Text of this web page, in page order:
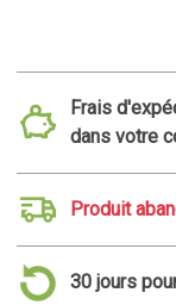
Frais
dans votre
Produit
30 jours